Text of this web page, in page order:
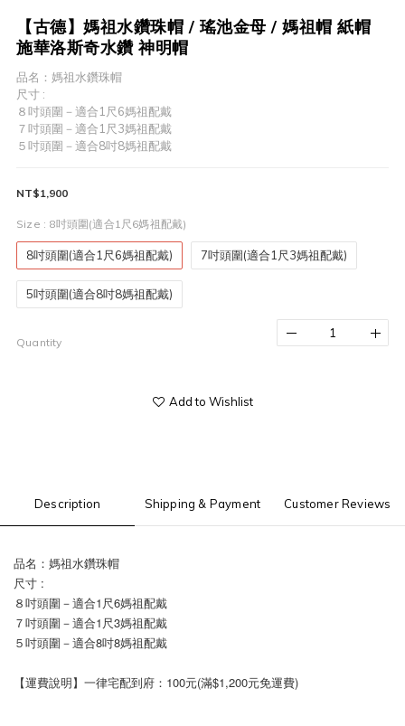
【古德】媽祖水鑽珠帽 / 瑤池金母 / 媽祖帽 紙帽
施華洛斯奇水鑽 神明帽
品名：媽祖水鑽珠帽
尺寸 :
８吋頭圍－適合1尺6媽祖配戴
７吋頭圍－適合1尺3媽祖配戴
５吋頭圍－適合8吋8媽祖配戴
NT$1,900
Size : 8吋頭圍(適合1尺6媽祖配戴)
8吋頭圍(適合1尺6媽祖配戴) 7吋頭圍(適合1尺3媽祖配戴)
5吋頭圍(適合8吋8媽祖配戴)
Quantity
Add to Wishlist
Description Shipping & Payment Customer Reviews
品名：媽祖水鑽珠帽
尺寸 :
８吋頭圍－適合1尺6媽祖配戴
７吋頭圍－適合1尺3媽祖配戴
５吋頭圍－適合8吋8媽祖配戴
【運費說明】一律宅配到府：100元(滿$1,200元免運費)